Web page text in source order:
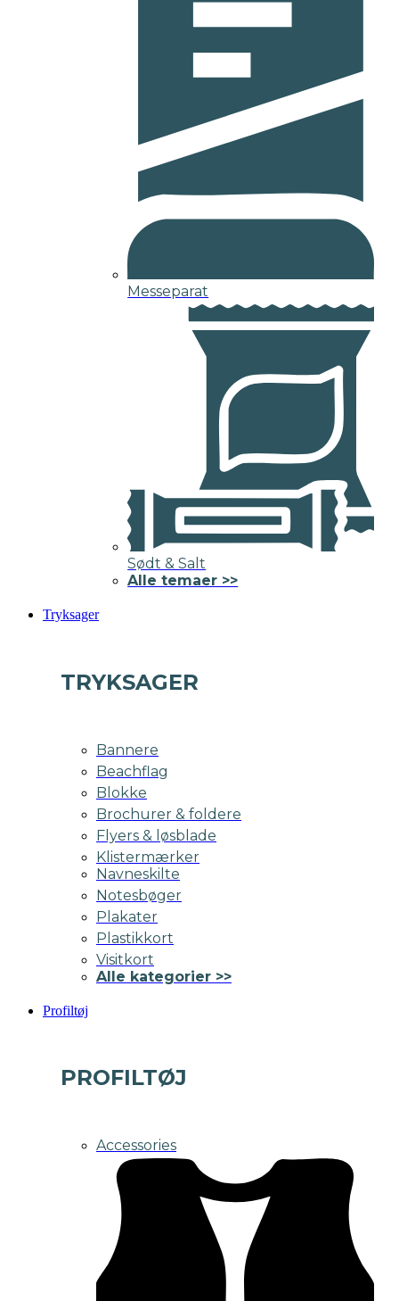
Messeparat
Sødt & Salt
Alle temaer >>
Tryksager
TRYKSAGER
Bannere
Beachflag
Blokke
Brochurer & foldere
Flyers & løsblade
Klistermærker
Navneskilte
Notesbøger
Plakater
Plastikkort
Visitkort
Alle kategorier >>
Profiltøj
PROFILTØJ
Accessories